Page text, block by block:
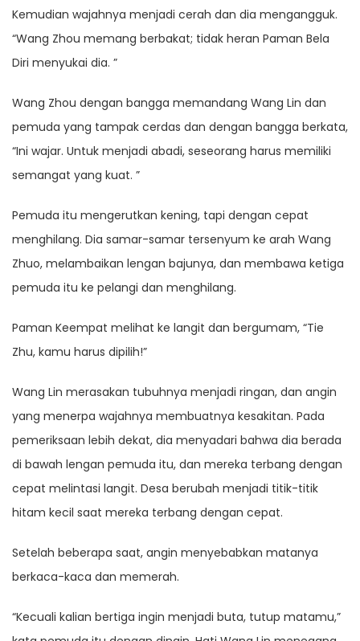
Kemudian wajahnya menjadi cerah dan dia mengangguk.
“Wang Zhou memang berbakat; tidak heran Paman Bela
Diri menyukai dia. ”
Wang Zhou dengan bangga memandang Wang Lin dan
pemuda yang tampak cerdas dan dengan bangga berkata,
“Ini wajar. Untuk menjadi abadi, seseorang harus memiliki
semangat yang kuat. ”
Pemuda itu mengerutkan kening, tapi dengan cepat
menghilang. Dia samar-samar tersenyum ke arah Wang
Zhuo, melambaikan lengan bajunya, dan membawa ketiga
pemuda itu ke pelangi dan menghilang.
Paman Keempat melihat ke langit dan bergumam, “Tie
Zhu, kamu harus dipilih!”
Wang Lin merasakan tubuhnya menjadi ringan, dan angin
yang menerpa wajahnya membuatnya kesakitan. Pada
pemeriksaan lebih dekat, dia menyadari bahwa dia berada
di bawah lengan pemuda itu, dan mereka terbang dengan
cepat melintasi langit. Desa berubah menjadi titik-titik
hitam kecil saat mereka terbang dengan cepat.
Setelah beberapa saat, angin menyebabkan matanya
berkaca-kaca dan memerah.
“Kecuali kalian bertiga ingin menjadi buta, tutup matamu,”